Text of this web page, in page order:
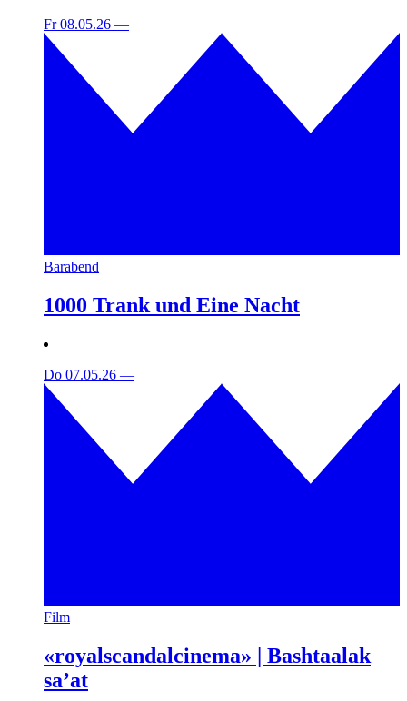
Fr 08.05.26 —
Barabend
1000 Trank und Eine Nacht
Do 07.05.26 —
Film
«royalscandalcinema» | Bashtaalak
sa’at